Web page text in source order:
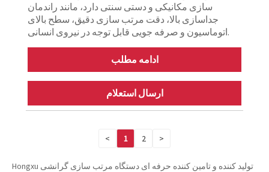
سازی مکانیکی و دستی سنتی دارد، مانند راندمان
جداسازی بالا، دقت مرتب سازی دقیق، سطح بالای
اتوماسیون و صرفه جویی قابل توجه در نیروی انسانی.
ادامه مطلب
ارسال استعلام
< 1 2 >
Hongxu تولید کننده و تامین کننده حرفه ای دستگاه مرتب سازی گرانشی